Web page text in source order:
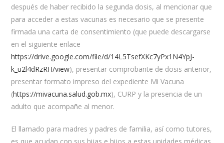
después de haber recibido la segunda dosis, al mencionar que
para acceder a estas vacunas es necesario que se presente
firmada una carta de consentimiento (que puede descargarse
en el siguiente enlace
https://drive.google.com/file/d/14L5TsefXKc7yPx1N4YpJ-
k_u2l4dRzRH/view), presentar comprobante de dosis anterior,
presentar formato impreso del expediente Mi Vacuna
(https://mivacuna.salud.gob.mx), CURP y la presencia de un
adulto que acompañe al menor.
El llamado para madres y padres de familia, así como tutores,